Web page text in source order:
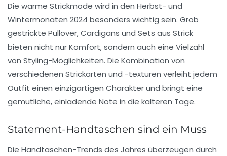
Die warme Strickmode wird in den Herbst- und
Wintermonaten 2024 besonders wichtig sein. Grob
gestrickte Pullover, Cardigans und Sets aus Strick
bieten nicht nur Komfort, sondern auch eine Vielzahl
von Styling-Möglichkeiten. Die Kombination von
verschiedenen Strickarten und -texturen verleiht jedem
Outfit einen einzigartigen Charakter und bringt eine
gemütliche, einladende Note in die kälteren Tage.
Statement-Handtaschen sind ein Muss
Die Handtaschen-Trends des Jahres überzeugen durch